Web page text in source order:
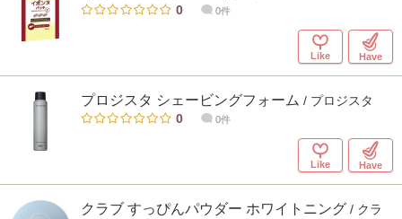
0
0件
Like Have
プロジスタ シェービングフォーム / プロジスタ
0
0件
Like Have
クラブ すっぴんパウダー ホワイトニング / クラ